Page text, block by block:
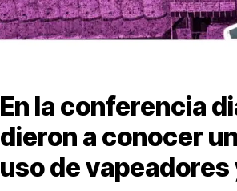
En la conferencia
dieron a conocer
uso de